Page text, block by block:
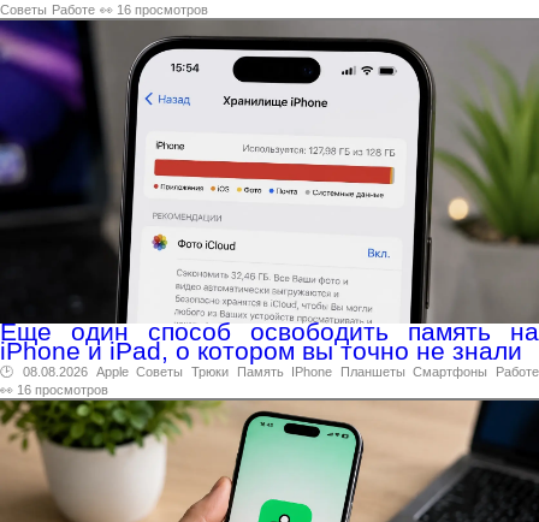
Советы Работе 👀 16 просмотров
Еще один способ освободить память на
iPhone и iPad, о котором вы точно не знали
🕑 08.08.2026 Apple Советы Трюки Память IPhone Планшеты Смартфоны
Работе
👀 16 просмотров